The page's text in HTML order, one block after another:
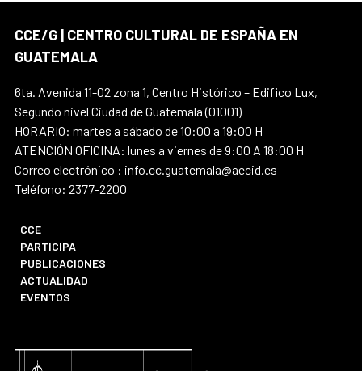
CCE/G | CENTRO CULTURAL DE ESPAÑA EN
GUATEMALA
6ta. Avenida 11-02 zona 1, Centro Histórico – Edifico Lux,
Segundo nivel Ciudad de Guatemala (01001)
HORARIO: martes a sábado de 10:00 a 19:00 H
ATENCIÓN OFICINA: lunes a viernes de 9:00 A 18:00 H
Correo electrónico : info.cc.guatemala@aecid.es
Teléfono: 2377-2200
CCE
PARTICIPA
PUBLICACIONES
ACTUALIDAD
EVENTOS